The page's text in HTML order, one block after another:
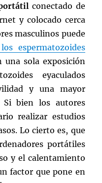
conectado de
y colocado cerca
masculinos puede
espermatozoides
sola exposición
eyaculados
y una mayor
Si bien los autores
realizar estudios
Lo cierto es, que
portátiles
y el calentamiento
factor que pone en